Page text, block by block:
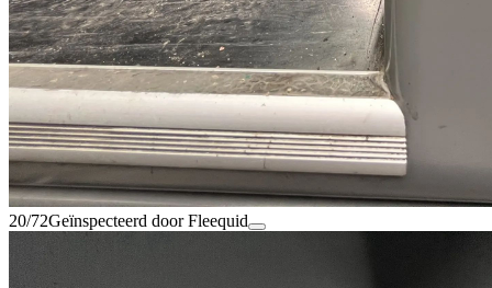
20/72Geïnspecteerd door Fleequid